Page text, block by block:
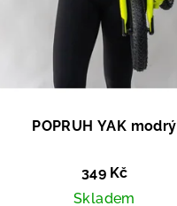
POPRUH YAK modrý
349 Kč
Skladem